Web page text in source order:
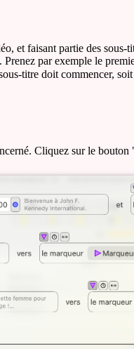
et faisant partie des
par exemple le
titre doit commencer,
Cliquez sur le